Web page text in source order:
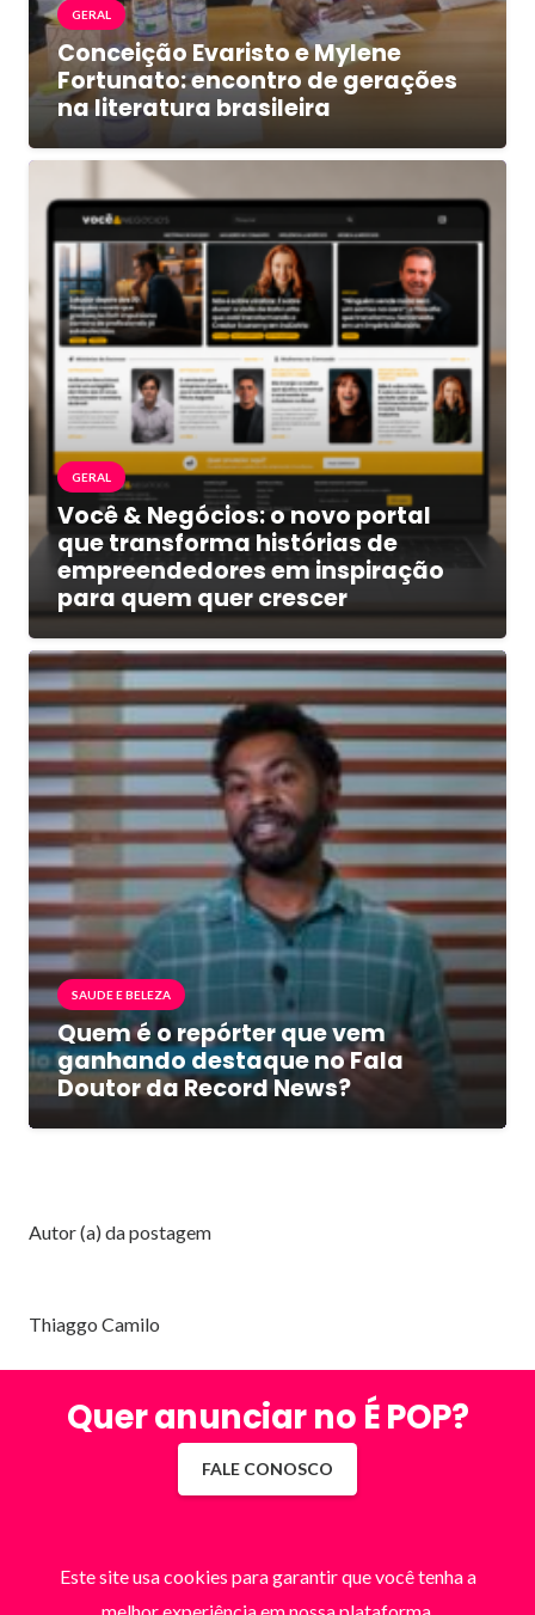
GERAL
Conceição Evaristo e Mylene
Fortunato: encontro de gerações
na literatura brasileira
GERAL
Você & Negócios: o novo portal
que transforma histórias de
empreendedores em inspiração
para quem quer crescer
SAUDE E BELEZA
Quem é o repórter que vem
ganhando destaque no Fala
Doutor da Record News?
Autor (a) da postagem
Thiaggo Camilo
Quer anunciar no É POP?
FALE CONOSCO
Este site usa cookies para garantir que você tenha a